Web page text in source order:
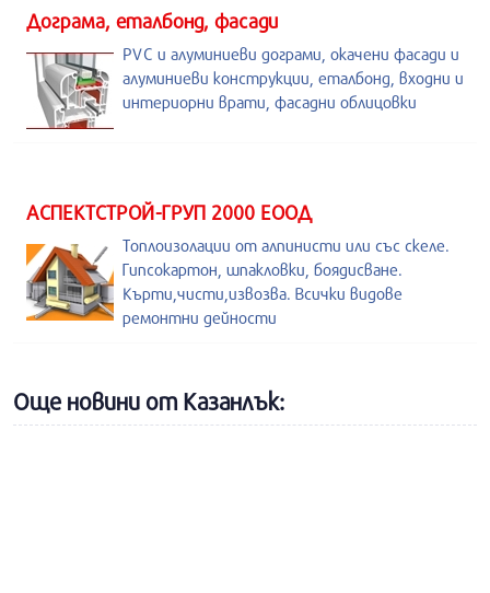
Дограма, еталбонд, фасади
PVC и алуминиеви дограми, окачени фасади и
алуминиеви конструкции, еталбонд, входни и
интериорни врати, фасадни облицовки
АСПЕКТСТРОЙ-ГРУП 2000 ЕООД
Топлоизолации от алпинисти или със скеле.
Гипсокартон, шпакловки, боядисване.
Кърти,чисти,извозва. Всички видове
ремонтни дейности
Още новини от Казанлък: